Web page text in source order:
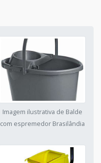
Imagem ilustrativa de Balde
com espremedor Brasilândia